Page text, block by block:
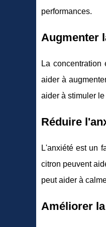
performances.
Augmenter
La
aider à
aider à stimuler
Réduire
L'anxiété est un
citron peuvent
peut aider à
Améliorer